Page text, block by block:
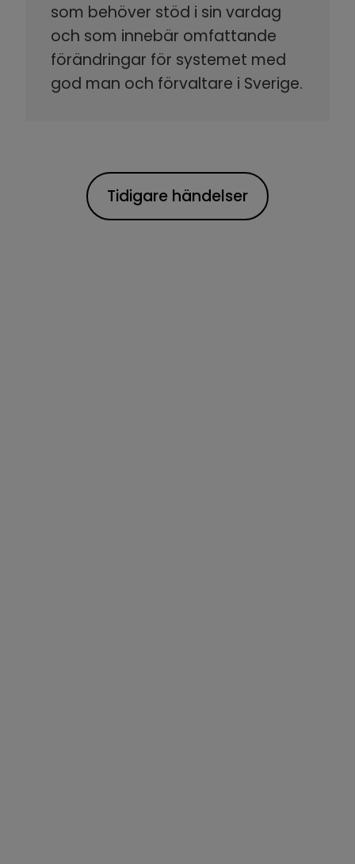
som behöver stöd i sin vardag
och som innebär omfattande
förändringar för systemet med
god man och förvaltare i Sverige.
Tidigare händelser